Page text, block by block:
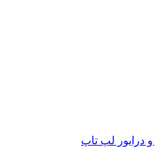
و درایور لپ تاپ